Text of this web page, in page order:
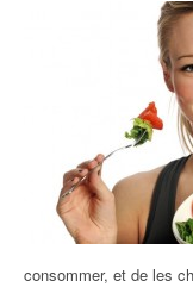
consommer, et de les